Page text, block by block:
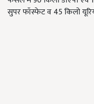
सुपर फॉस्फेट व 45 किलो